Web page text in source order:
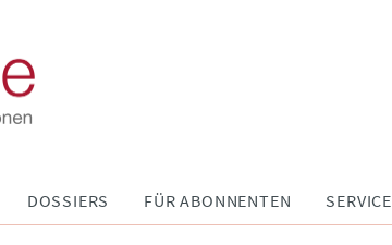
DOSSIERS FÜR ABONNENTEN SERVICE